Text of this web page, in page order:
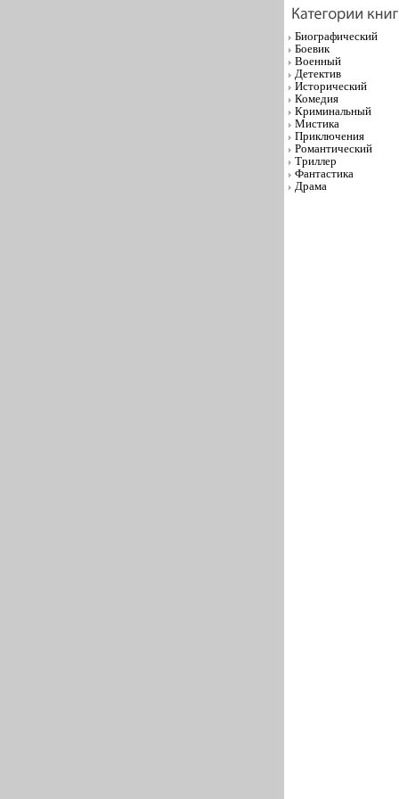
Биографический
Боевик
Военный
Детектив
Исторический
Комедия
Криминальный
Мистика
Приключения
Романтический
Триллер
Фантастика
Драма